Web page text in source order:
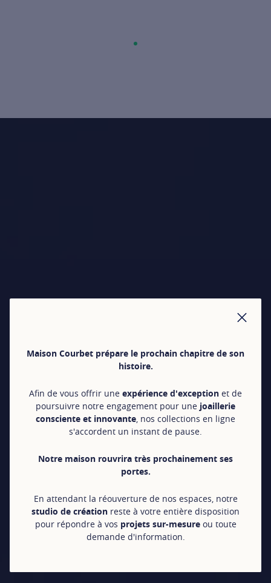
Maison Courbet prépare le prochain chapitre de son
histoire.
Afin de vous offrir une expérience d'exception et de
poursuivre notre engagement pour une joaillerie
consciente et innovante , nos collections en ligne
s'accordent un instant de pause.
Notre maison rouvrira très prochainement ses
portes.
En attendant la réouverture de nos espaces, notre
studio de création reste à votre entière disposition
pour répondre à vos projets sur-mesureou toute
demande d'information.